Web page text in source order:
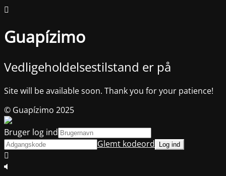
Guapízimo
Vedligeholdelsestilstand er på
Site will be available soon. Thank you for your patience!
© Guapízimo 2025
Bruger log ind
Glemt kodeord